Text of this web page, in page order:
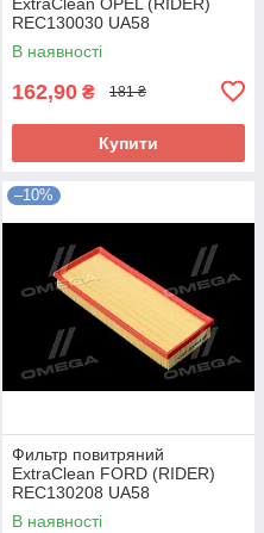
REC130030 UA58
В наявності
162,90 ₴ 181 ₴
Купити
–10%
Фильтр повитряний
ExtraClean FORD (RIDER)
REC130208 UA58
В наявності